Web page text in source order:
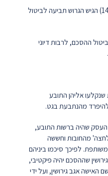
בתאריך כ"ט במרחשוון תשע"ג (14.11.2012) הגיש הגרוש תביעה לביטול
ההסכם, לרבות דיוני
שנקלעו אליהן התובע
מהנתבעת בגט.
שהיה ברשות התובע,
מהחובות וחששה
לפיכך סיכמו ביניהם
שההסכם יהיה פיקטיבי,
אגב גירושין, ועל ידי